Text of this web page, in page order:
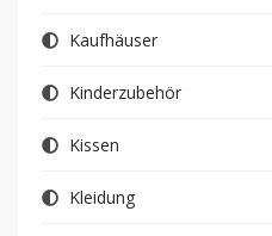
Kaufhäuser
Kinderzubehör
Kissen
Kleidung